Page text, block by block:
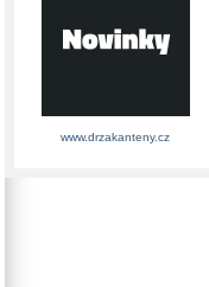
www.drzakanteny.cz